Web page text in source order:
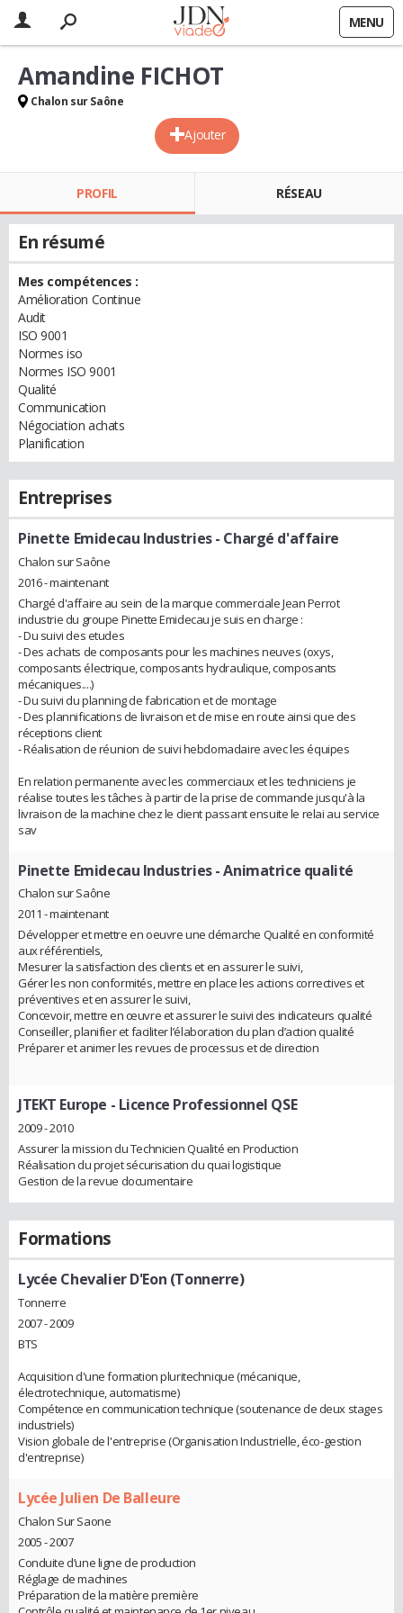
MENU
Ajouter
Amandine FICHOT
Chalon sur Saône
PROFIL RÉSEAU
En résumé
Mes compétences :
Amélioration Continue
Audit
ISO 9001
Normes iso
Normes ISO 9001
Qualité
Communication
Négociation achats
Planification
Entreprises
Pinette Emidecau Industries- Chargé d'affaire
Chalon sur Saône
2016 - maintenant
Chargé d'affaire au sein de la marque commerciale Jean Perrot
industrie du groupe Pinette Emidecau je suis en charge :
- Du suivi des etudes
- Des achats de composants pour les machines neuves (oxys,
composants électrique, composants hydraulique, composants
mécaniques....)
- Du suivi du planning de fabrication et de montage
- Des plannifications de livraison et de mise en route ainsi que des
réceptions client
- Réalisation de réunion de suivi hebdomadaire avec les équipes
En relation permanente avec les commerciaux et les techniciens je
réalise toutes les tâches à partir de la prise de commande jusqu'à la
livraison de la machine chez le client passant ensuite le relai au service
sav
Pinette Emidecau Industries- Animatrice qualité
Chalon sur Saône
2011 - maintenant
Développer et mettre en oeuvre une démarche Qualité en conformité
aux référentiels,
Mesurer la satisfaction des clients et en assurer le suivi,
Gérer les non conformités, mettre en place les actions correctives et
préventives et en assurer le suivi,
Concevoir, mettre en œuvre et assurer le suivi des indicateurs qualité
Conseiller, planifier et faciliter l’élaboration du plan d’action qualité
Préparer et animer les revues de processus et de direction
JTEKT Europe - Licence Professionnel QSE
2009 - 2010
Assurer la mission du Technicien Qualité en Production
Réalisation du projet sécurisation du quai logistique
Gestion de la revue documentaire
Formations
Lycée Chevalier D'Eon (Tonnerre)
Tonnerre
2007 - 2009
BTS
Acquisition d'une formation pluritechnique (mécanique,
électrotechnique, automatisme)
Compétence en communication technique (soutenance de deux stages
industriels)
Vision globale de l'entreprise (Organisation Industrielle, éco-gestion
d'entreprise)
Lycée Julien De Balleure
Chalon Sur Saone
2005 - 2007
Conduite d’une ligne de production
Réglage de machines
Préparation de la matière première